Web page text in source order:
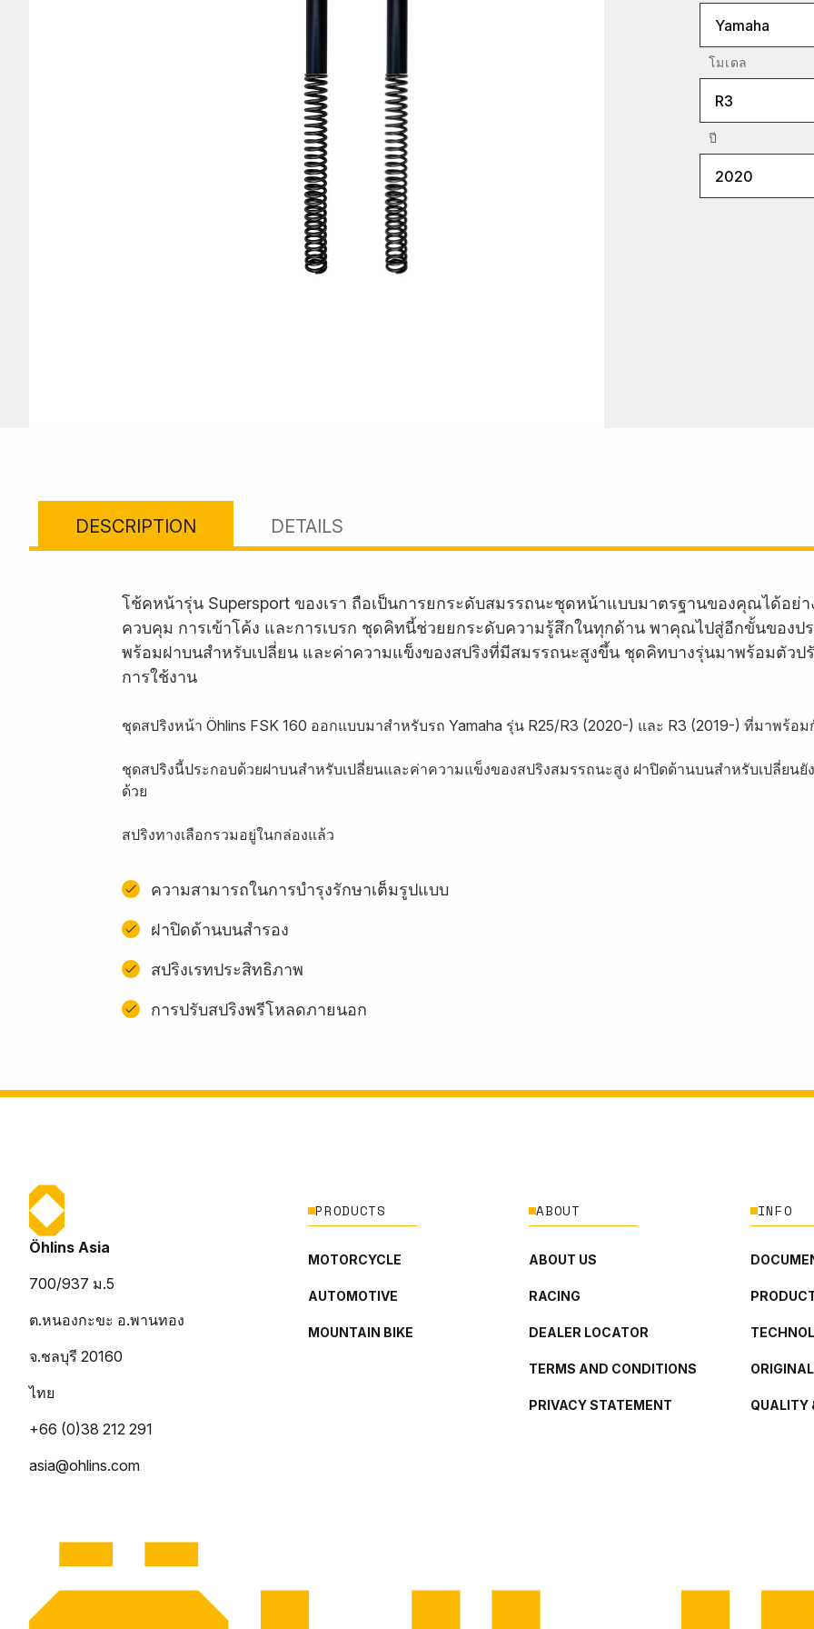
Yamaha
โมเดล
R3
ปี
2020
DESCRIPTION DETAILS
โช้คหน้ารุ่น Supersport ของเรา ถือเป็นการยกระดับสมรรถนะชุดหน้าแบบมาตรฐานของคุณได้อย่า
ควบคุม การเข้าโค้ง และการเบรก ชุดคิทนี้ช่วยยกระดับความรู้สึกในทุกด้าน พาคุณไปสู่อีกขั้นของ
พร้อมฝาบนสำหรับเปลี่ยน และค่าความแข็งของสปริงที่มีสมรรถนะสูงขึ้น ชุดคิทบางรุ่นมาพร้อมตัว
การใช้งาน
ชุดสปริงหน้า Öhlins FSK 160 ออกแบบมาสำหรับรถ Yamaha รุ่น R25/R3 (2020-) และ R3 (2019-) ที่มาพร้อ
ชุดสปริงนี้ประกอบด้วยฝาบนสำหรับเปลี่ยนและค่าความแข็งของสปริงสมรรถนะสูง ฝาปิดด้านบนสำหรับเปลี่ยน
ด้วย
สปริงทางเลือกรวมอยู่ในกล่องแล้ว
ความสามารถในการบํารุงรักษาเต็มรูปแบบ
ฝาปิดด้านบนสํารอง
สปริงเรทประสิทธิภาพ
การปรับสปริงพรีโหลดภายนอก
Öhlins Asia
700/937 ม.5
ต.หนองกะขะ อ.พานทอง
จ.ชลบุรี 20160
ไทย
+66 (0)38 212 291
asia@ohlins.com
PRODUCTS
MOTORCYCLE
AUTOMOTIVE
MOUNTAIN BIKE
ABOUT
ABOUT US
RACING
DEALER LOCATOR
TERMS AND CONDITIONS
PRIVACY STATEMENT
INFO
QUALITY